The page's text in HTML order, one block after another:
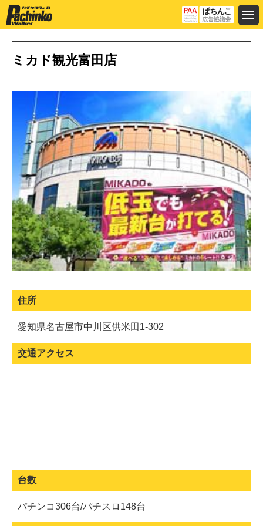
ミカド観光富田店
住所
愛知県名古屋市中川区供米田1-302
交通アクセス
台数
パチンコ306台/パチスロ148台